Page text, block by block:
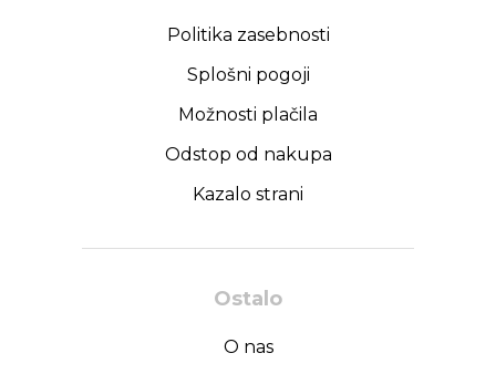
Politika zasebnosti
Splošni pogoji
Možnosti plačila
Odstop od nakupa
Kazalo strani
Ostalo
O nas